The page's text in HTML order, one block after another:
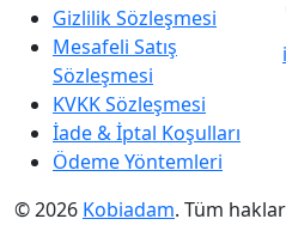
Gizlilik Sözleşmesi
Mesafeli Satış
Sözleşmesi
KVKK Sözleşmesi
İade & İptal Koşulları
Ödeme Yöntemleri
© 2026 Kobiadam. Tüm